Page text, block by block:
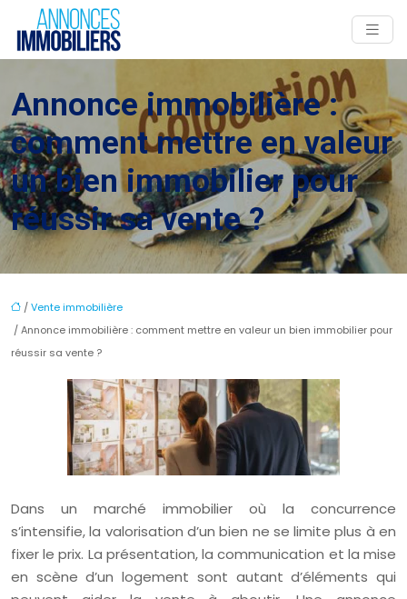
Annonce immobilière :
comment mettre en valeur
un bien immobilier pour
réussir sa vente ?
/Vente immobilière
/ Annonce immobilière : comment mettre en valeur un bien immobilier pour
réussir sa vente ?
Dans un marché immobilier où la concurrence
s’intensifie, la valorisation d’un bien ne se limite plus à en
fixer le prix. La présentation, la communication et la mise
en scène d’un logement sont autant d’éléments qui